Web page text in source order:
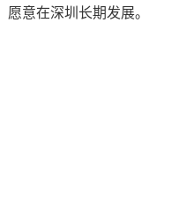
意在深圳长期发展。